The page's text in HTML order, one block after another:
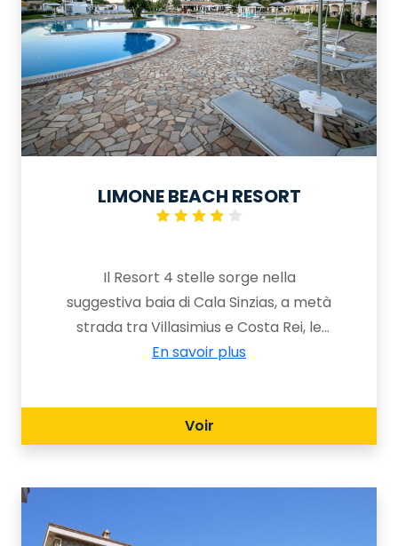
LIMONE BEACH RESORT
Il Resort 4 stelle sorge nella
suggestiva baia di Cala Sinzias, a metà
strada tra Villasimius e Costa Rei, le
perle della costa Sud Est della
di sabbia bianca e sottile e con un
mare che va a digradare, ideale per
En savoir plus
Voir